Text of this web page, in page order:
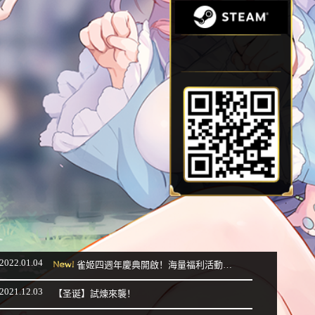
雀姬四週年慶典開啟！海量福利活動火熱開啟！
2022.01.04
【圣诞】試煉來襲！
2021.12.03